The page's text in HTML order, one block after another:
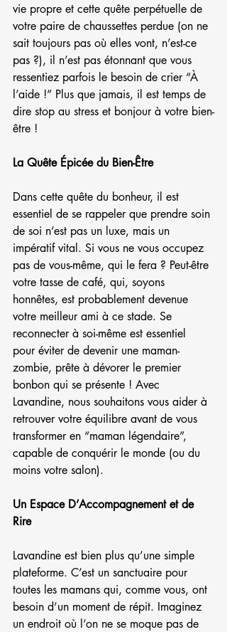
vie propre et cette quête perpétuelle de
votre paire de chaussettes perdue (on ne
sait toujours pas où elles vont, n’est-ce
pas ?), il n’est pas étonnant que vous
ressentiez parfois le besoin de crier “À
l’aide !” Plus que jamais, il est temps de
dire stop au stress et bonjour à votre bien-
être !
La Quête Épicée du Bien-Être
Dans cette quête du bonheur, il est
essentiel de se rappeler que prendre soin
de soi n’est pas un luxe, mais un
impératif vital. Si vous ne vous occupez
pas de vous-même, qui le fera ? Peut-être
votre tasse de café, qui, soyons
honnêtes, est probablement devenue
votre meilleur ami à ce stade. Se
reconnecter à soi-même est essentiel
pour éviter de devenir une maman-
zombie, prête à dévorer le premier
bonbon qui se présente ! Avec
Lavandine, nous souhaitons vous aider à
retrouver votre équilibre avant de vous
transformer en “maman légendaire”,
capable de conquérir le monde (ou du
moins votre salon).
Un Espace D’Accompagnement et de
Rire
Lavandine est bien plus qu’une simple
plateforme. C’est un sanctuaire pour
toutes les mamans qui, comme vous, ont
besoin d’un moment de répit. Imaginez
un endroit où l’on ne se moque pas de